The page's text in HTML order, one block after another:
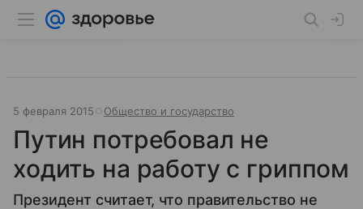
5 февраля 2015 Общество и государство
Путин потребовал не
ходить на работу с гриппом
Президент считает, что правительство не